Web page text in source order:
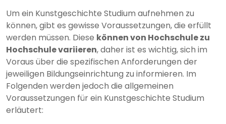
Um ein Kunstgeschichte Studium aufnehmen zu
können, gibt es gewisse Voraussetzungen, die erfüllt
werden müssen. Diese können von Hochschule zu
Hochschule variieren, daher ist es wichtig, sich im
Voraus über die spezifischen Anforderungen der
jeweiligen Bildungseinrichtung zu informieren. Im
Folgenden werden jedoch die allgemeinen
Voraussetzungen für ein Kunstgeschichte Studium
erläutert: